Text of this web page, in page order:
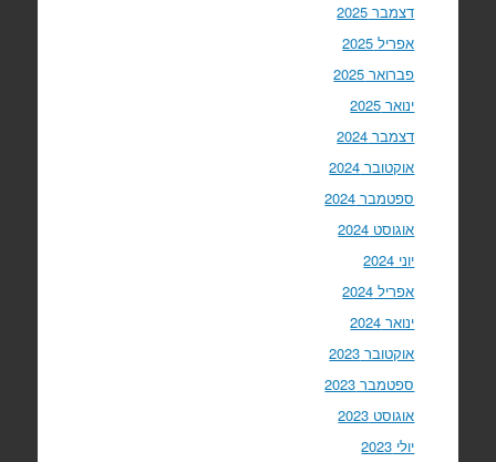
דצמבר 2025
אפריל 2025
פברואר 2025
ינואר 2025
דצמבר 2024
אוקטובר 2024
ספטמבר 2024
אוגוסט 2024
יוני 2024
אפריל 2024
ינואר 2024
אוקטובר 2023
ספטמבר 2023
אוגוסט 2023
יולי 2023